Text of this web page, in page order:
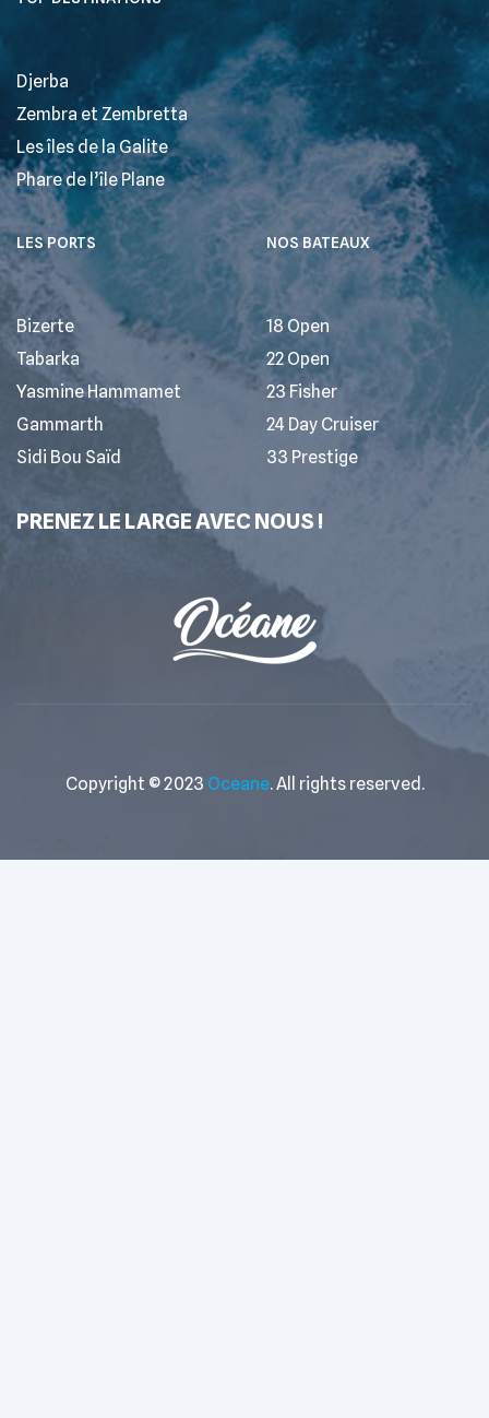
Djerba
Zembra et Zembretta
Les îles de la Galite
Phare de l’île Plane
LES PORTS
Bizerte
Tabarka
Yasmine Hammamet
Gammarth
Sidi Bou Saïd
NOS BATEAUX
18 Open
22 Open
23 Fisher
24 Day Cruiser
33 Prestige
PRENEZ LE LARGE AVEC NOUS !
Copyright © 2023 Oceane. All rights reserved.